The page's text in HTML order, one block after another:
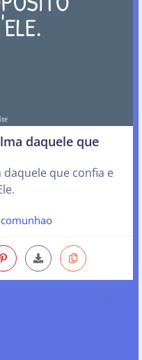
daquele que
daquele que confia e